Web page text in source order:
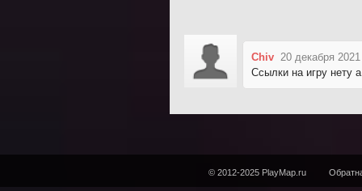
Chiv 20 декабря
Ссылки на игру нету
© 2012-2025 PlayMap.ru